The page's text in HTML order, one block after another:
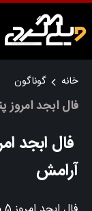
خانه گوناگون
فال ابجد امروز
آرامش